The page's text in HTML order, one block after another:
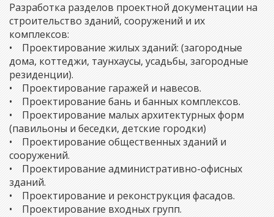
Разработка разделов проектной документации на
строительство зданий, сооружений и их
комплексов:
• Проектирование жилых зданий: (загородные
дома, коттеджи, таунхаусы, усадьбы, загородные
резиденции).
• Проектирование гаражей и навесов.
• Проектирование бань и банных комплексов.
• Проектирование малых архитектурных форм
(павильоны и беседки, детские городки)
• Проектирование общественных зданий и
сооружений.
• Проектирование административно-офисных
зданий.
• Проектирование и реконструкция фасадов.
• Проектирование входных групп.